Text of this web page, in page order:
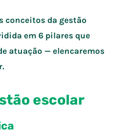
conceitos da gestão
em 6 pilares que
atuação — elencaremos
escolar